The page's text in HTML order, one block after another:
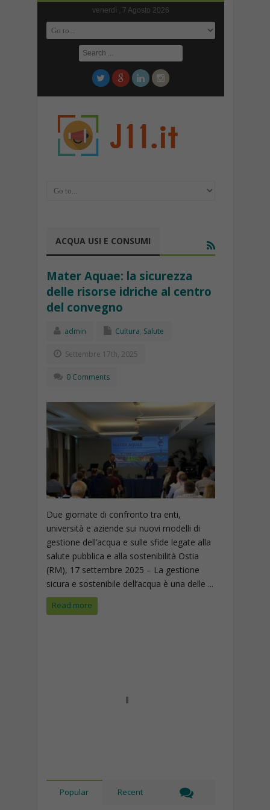
venerdì , 7 Agosto 2026
ACQUA USI E CONSUMI
Mater Aquae: la sicurezza
delle risorse idriche al centro
del convegno
admin Cultura, Salute
Settembre 17th, 2025
0 Comments
Due giornate di confronto tra enti,
università e aziende sui nuovi modelli di
gestione dell’acqua e sulle sfide legate alla
salute pubblica e alla sostenibilità Ostia
(RM), 17 settembre 2025 – La gestione
sicura e sostenibile dell’acqua è una delle ...
Read more
Popular Recent